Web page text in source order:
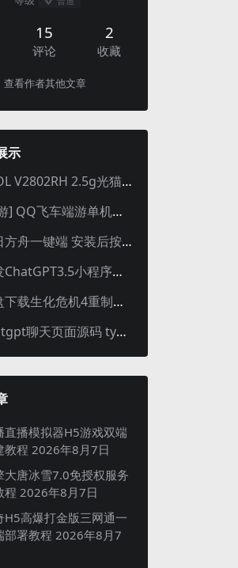
15
评论
2
收藏
查看作者其他文章
示
VSOL V2802RH 2.5g光猫 设置使用教程及设置SN教程-附带稳定固件使用手册等
[端游] QQ飞车端游单机版，各种车套装都有，免虚拟机
明日方舟一键端 安装后按说明启动即可
首发ChatGPT3.5小程序开源vue
云盘下载生化危机4重制版女皇豪华版分流+女皇学习补丁+修改器 解压即玩【阿里云盘】
chatgpt聊天页面源码 typecho博客程序joe主题
直播模拟器H5游戏双端
教程 2026年8月7日
大唐冰雪7.0免授权服务
程 2026年8月7日
H5高爆打金版三网通一
部署教程 2026年8月7